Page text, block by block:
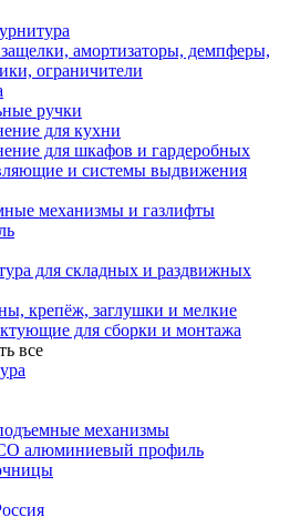
амортизаторы, демпферы,
ограничители
ручки
для кухни
для шкафов и гардеробных
и системы выдвижения
механизмы и газлифты
для складных и раздвижных
крепёж, заглушки и мелкие
для сборки и монтажа
все
механизмы
алюминиевый профиль